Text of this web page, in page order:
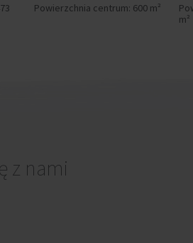
Powierzchnia centrum: 600 m²
m²
z nami